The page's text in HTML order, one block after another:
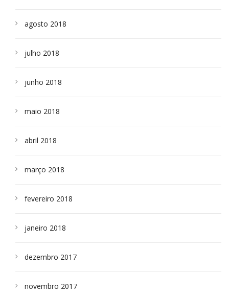
agosto 2018
julho 2018
junho 2018
maio 2018
abril 2018
março 2018
fevereiro 2018
janeiro 2018
dezembro 2017
novembro 2017